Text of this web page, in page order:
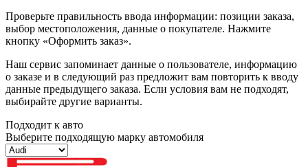
Проверьте правильность ввода информации: позиции заказа,
выбор местоположения, данные о покупателе. Нажмите
кнопку «Оформить заказ».
Наш сервис запоминает данные о пользователе, информацию
о заказе и в следующий раз предложит вам повторить к вводу
данные предыдущего заказа. Если условия вам не подходят,
выбирайте другие варианты.
Подходит к авто
Выберите подходящую марку автомобиля